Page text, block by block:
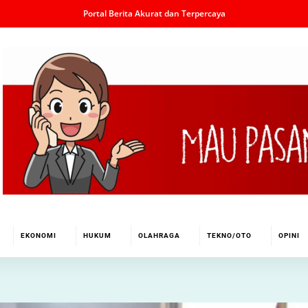
Portal Berita Akurat dan Terpercaya
EKONOMI HUKUM OLAHRAGA TEKNO/OTO OPINI